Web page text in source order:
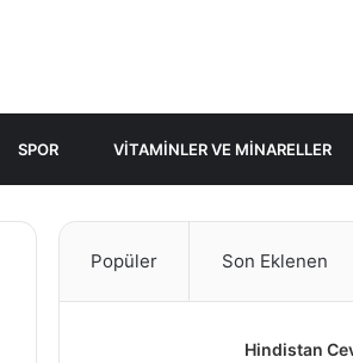
SPOR VITAMINLER VE MINARELLER
Popüler Son Eklenen
Hindistan